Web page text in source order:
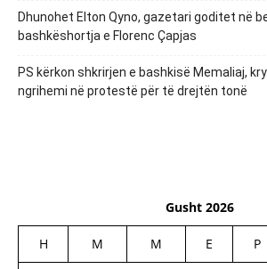
Dhunohet Elton Qyno, gazetari goditet në
bashkëshortja e Florenc Çapjas
PS kërkon shkrirjen e bashkisë Memaliaj,
ngrihemi në protestë për të drejtën tonë
Gusht 2026
H M M E P